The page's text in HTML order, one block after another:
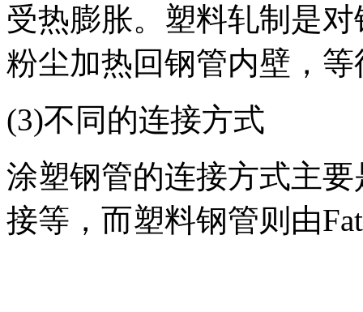
受热膨胀。塑料轧制是
粉尘加热回钢管内壁，
(3)不同的连接方式
涂塑钢管的连接方式主
接等，而塑料钢管则由